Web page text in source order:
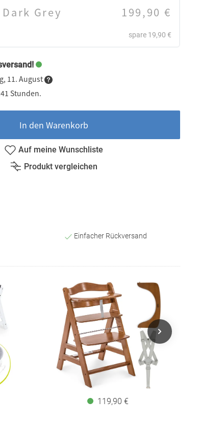
Grey 199,90 €
spare 19,90 €
11. August
Stunden.
In den Warenkorb
Auf meine Wunschliste
Produkt vergleichen
Einfacher Rückversand
119,90 €